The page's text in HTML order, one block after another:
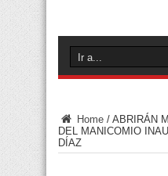
Home / ABRIRÁN
DEL MANICOMIO
DÍAZ